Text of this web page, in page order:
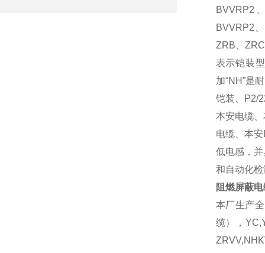
BVVRP2
BVVRP2
ZRB、
表示铠装
加“NH”是
铠装、P2/
本安电缆
电缆、本
低电感，
和自动化
阻燃屏蔽
本厂生产
缆），